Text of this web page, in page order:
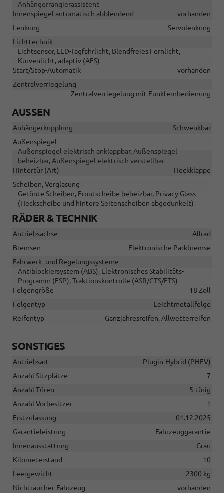
Anhängerrangierassistent
Innenspiegel automatisch abblendend
vorhanden
Lenkung
Servolenkung
Lichttechnik
Lichtsensor, LED-Tagfahrlicht, Blendfreies Fernlicht,
Kurvenlicht, adaptiv (AFS)
Start/Stop-Automatik
vorhanden
Zentralverriegelung
Zentralverriegelung mit Funkfernbedienung
AUSSEN
Anhängerkupplung
Schwenkbar
Außenspiegel
Außenspiegel elektrisch anklappbar, Außenspiegel
beheizbar, Außenspiegel elektrisch verstellbar
Hintertür (Art)
Heckklappe
Scheiben, Verglasung
Getönte Scheiben, Frontscheibe beheizbar, Privacy Glass
(Heckscheibe und hintere Seitenscheiben abgedunkelt)
RÄDER & TECHNIK
Antriebsachse
Allrad
Bremsen
Elektronische Parkbremse
Fahrwerk- und Regelungssysteme
Antiblockiersystem (ABS), Elektronisches Stabilitäts-
Programm (ESP), Traktionskontrolle (ASR/CTS/ETS)
Felgengröße
18 Zoll
Felgentyp
Leichtmetallfelge
Reifentyp
Ganzjahresreifen, Allwetterreifen
SONSTIGES
Antriebsart
Plugin-Hybrid (PHEV)
Anzahl Sitzplätze
7
Anzahl Türen
5-türig
Anzahl Vorbesitzer
1
Erstzulassung
01.12.2025
Garantieleistung
Fahrzeuggarantie
Innenausstattung
Grau
Kilometerstand
10
Leergewicht
2300 kg
Nichtraucher-Fahrzeug
vorhanden